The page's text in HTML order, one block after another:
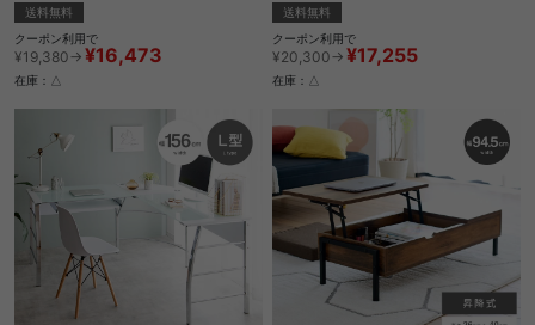
送料無料
クーポン利用で
¥19,380→ ¥16,473
在庫：△
送料無料
クーポン利用で
¥20,300→ ¥17,255
在庫：△